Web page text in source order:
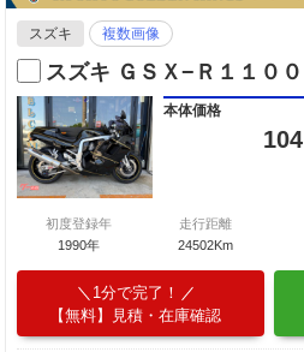
スズキ 複数画像
スズキ ＧＳＸ−Ｒ１１００
本体価格
104
初度登録年
1990年
走行距離
24502Km
1分で完了！
【無料】見積・在庫確認